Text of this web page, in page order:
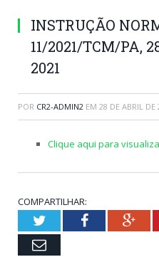
INSTRUÇÃO
11/2021/TCM/PA,
2021
POR CR2-ADMIN2 EM 28 DE ABRIL DE
Clique aqui para
COMPARTILHAR:
TwitterFacebook
Email